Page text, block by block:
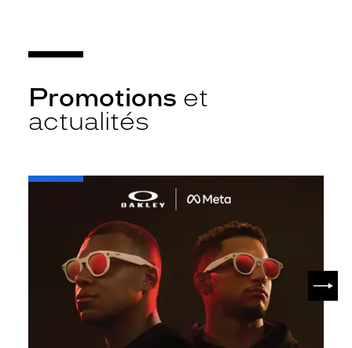
Promotions et
actualités
-